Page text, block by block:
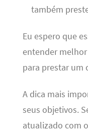
também
Eu espero que
entender
para prestar um
A dica mais
seus objetivos.
atualizado com